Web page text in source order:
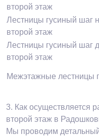
второй этаж
Лестницы гусиный шаг
второй этаж
Лестницы гусиный шаг
второй этаж
Межэтажные лестницы
3. Как осуществляется
второй этаж в
Мы проводим